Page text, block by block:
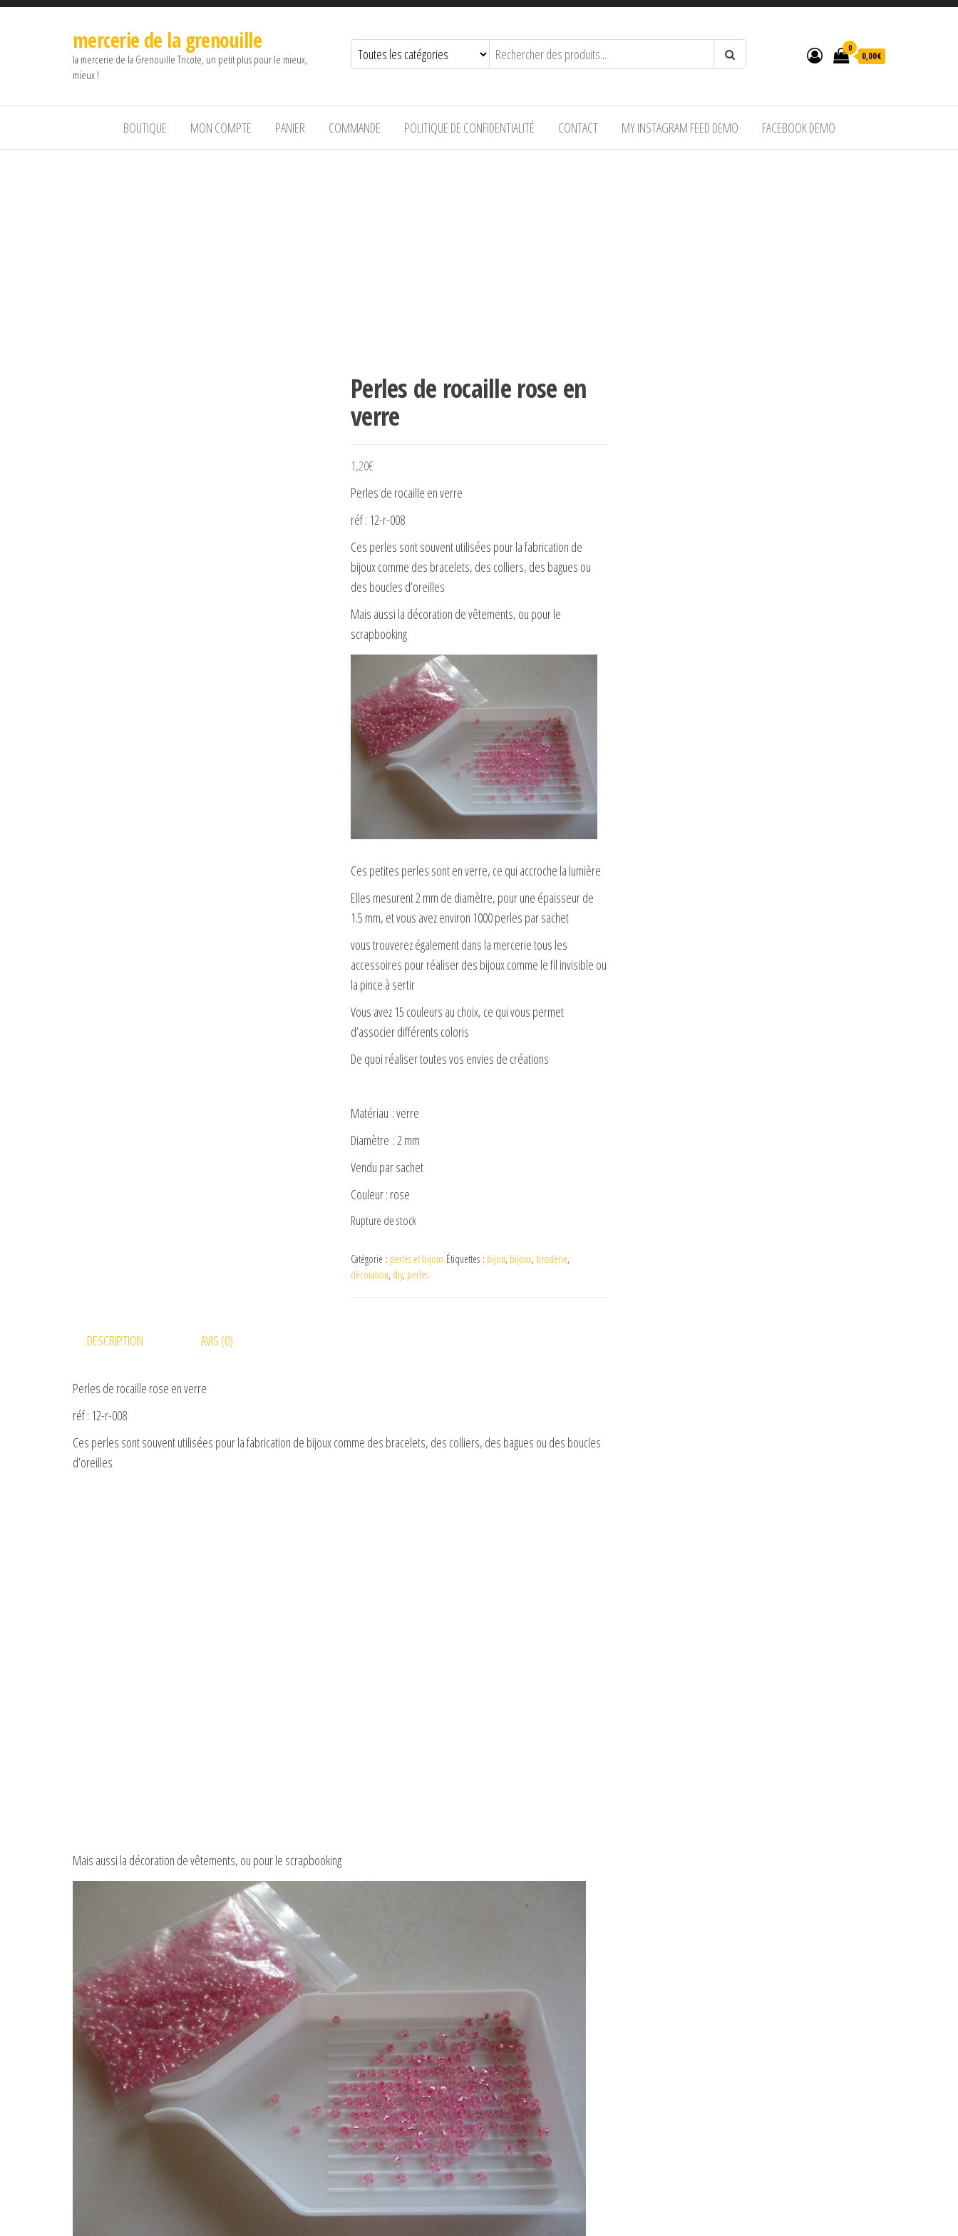
mercerie de la grenouille
la mercerie de la Grenouille Tricote, un petit plus pour le mieux,
mieux !
0
0,00€
BOUTIQUE MON COMPTE PANIER COMMANDE POLITIQUE DE CONFIDENTIALITÉ CONTACT MY INSTAGRAM FEED DEMO FACEBOOK DEMO
Perles de rocaille rose en
verre
1,20€
Perles de rocaille en verre
réf : 12-r-008
Ces perles sont souvent utilisées pour la fabrication de
bijoux comme des bracelets, des colliers, des bagues ou
des boucles d’oreilles
Mais aussi la décoration de vêtements, ou pour le
scrapbooking
Ces petites perles sont en verre, ce qui accroche la lumière
Elles mesurent 2 mm de diamètre, pour une épaisseur de
1.5 mm, et vous avez environ 1000 perles par sachet
vous trouverez également dans la mercerie tous les
accessoires pour réaliser des bijoux comme le fil invisible ou
la pince à sertir
Vous avez 15 couleurs au choix, ce qui vous permet
d’associer différents coloris
De quoi réaliser toutes vos envies de créations
Matériau : verre
Diamètre : 2 mm
Vendu par sachet
Couleur : rose
Rupture de stock
Catégorie : perles et bijoux Étiquettes : bijou, bijoux, broderie,
décoration, diy, perles
DESCRIPTION AVIS (0)
Perles de rocaille rose en verre
réf : 12-r-008
Ces perles sont souvent utilisées pour la fabrication de bijoux comme des bracelets, des colliers, des bagues ou des boucles
d’oreilles
Mais aussi la décoration de vêtements, ou pour le scrapbooking